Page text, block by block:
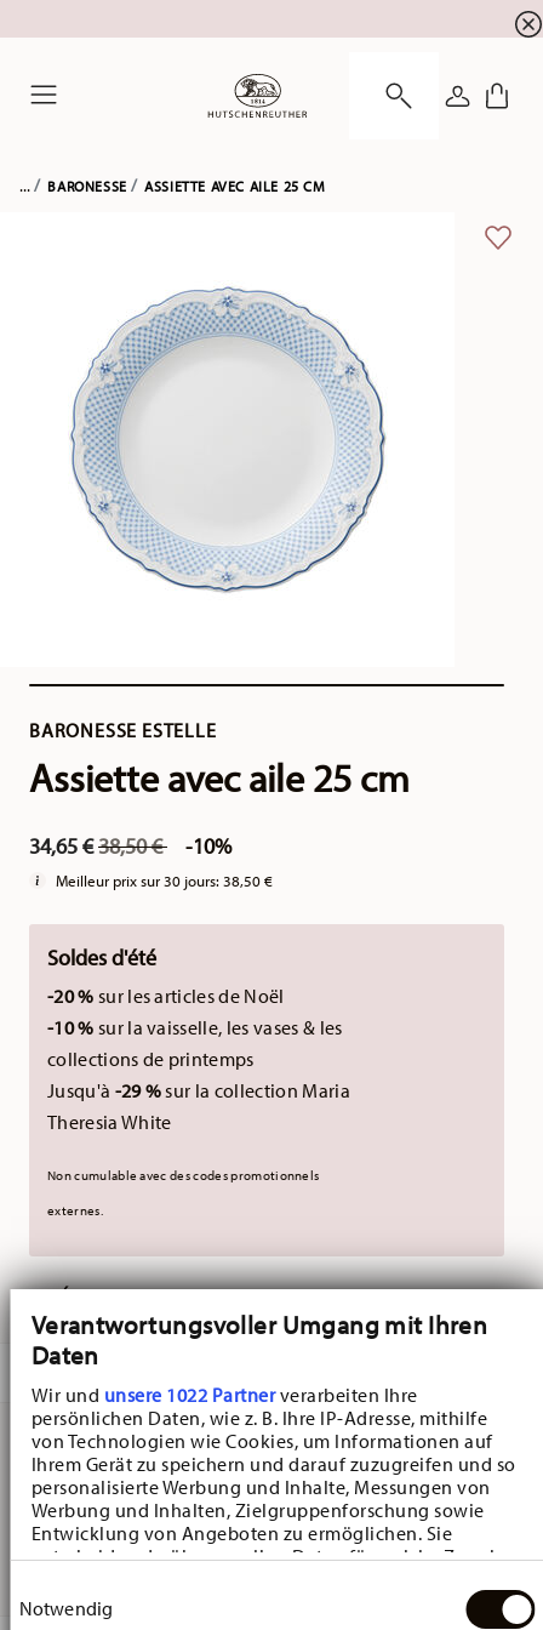
Verantwortungsvoller Umgang mit Ihren
Daten
Wir und unsere 1022 Partnerverarbeiten Ihre
persönlichen Daten, wie z. B. Ihre IP-Adresse, mithilfe
von Technologien wie Cookies, um Informationen auf
Ihrem Gerät zu speichern und darauf zuzugreifen und so
personalisierte Werbung und Inhalte, Messungen von
Werbung und Inhalten, Zielgruppenforschung sowie
Entwicklung von Angeboten zu ermöglichen. Sie
entscheiden darüber, wer Ihre Daten für welche Zwecke
Cookie-Erklärung oder durch Klicken auf das Privacy
Trigger Symbol ändern oder widerrufen
Notwendig
l'inscription à la
... BARONESSE ASSIETTE AVEC AILE 25 CM
BARONESSE ESTELLE
Assiette avec aile 25 cm
34,65 €Price reduced from
38,50 €to -10%
Meilleur prix sur 30 jours:38,50 €
Soldes d'été
-20 % sur les articles de Noël
-10 % sur la vaisselle, les vases & les
collections de printemps
Jusqu'à -29 %sur la collection Maria
Theresia White
Non cumulable avec des codes promotionnels
externes.
LIVRÉ EN 5-7 JOURS OUVRABLES
Hutschenreuther Baronesse Estelle Dinner plate - Rond -
Ø 26,2 cm - h 3,1 cm, Porcelaine
Baronesse - Hutschenreuther: creating a romantic mood